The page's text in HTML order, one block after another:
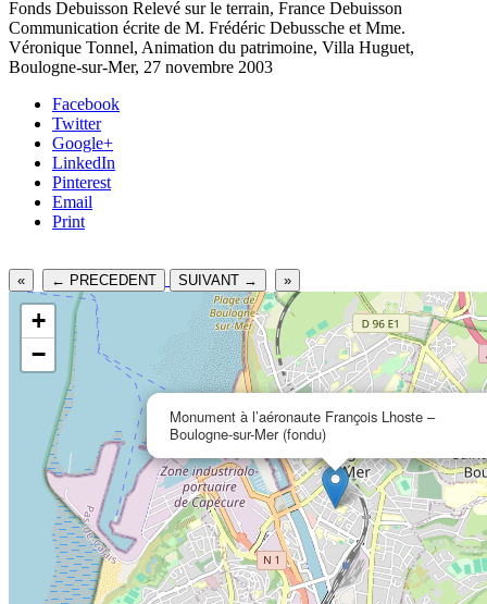
Fonds Debuisson Relevé sur le terrain, France Debuisson
Communication écrite de M. Frédéric Debussche et Mme.
Véronique Tonnel, Animation du patrimoine, Villa Huguet,
Boulogne-sur-Mer, 27 novembre 2003
Facebook
Twitter
Google+
LinkedIn
Pinterest
Email
Print
« ← PRECEDENT SUIVANT → »
Monument à l’aéronaute François Lhoste –
Boulogne-sur-Mer (fondu)
+
−